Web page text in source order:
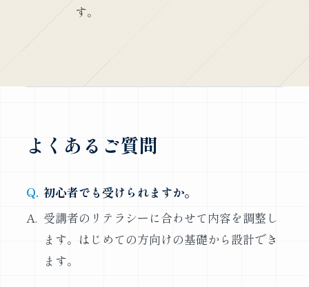
す。
よくあるご質問
初心者でも受けられますか。
受講者のリテラシーに合わせて内容を調整し
ます。はじめての方向けの基礎から設計でき
ます。